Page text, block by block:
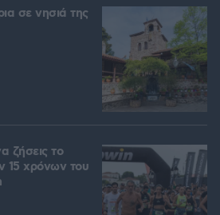
σε νησιά της
ζήσεις το
15 χρόνων του